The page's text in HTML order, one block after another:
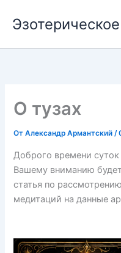
содержимому
О тузах
ОтАлександр Армантский/
Доброго времени
Вашему вниманию
статья по
медитаций на данные